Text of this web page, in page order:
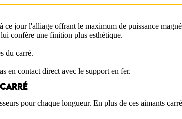
ce jour l'alliage offrant le maximum de puissance
confère une finition plus esthétique.
du carré.
en contact direct avec le support en fer.
pour chaque longueur. En plus de ces aimants